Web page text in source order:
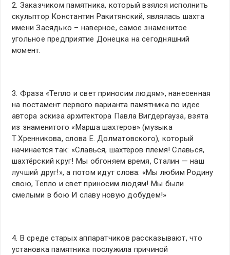
2. Заказчиком памятника, который взялся исполнить
скульптор Константин Ракитянский, являлась шахта
имени Засядько – наверное, самое знаменитое
угольное предприятие Донецка на сегодняшний
момент.
3. Фраза «Тепло и свет приносим людям», нанесенная
на постамент первого варианта памятника по идее
автора эскиза архитектора Павла Вигдергауза, взята
из знаменитого «Марша шахтеров» (музыка
Т.Хренникова, слова Е. Долматовского), который
начинается так: «Славься, шахтёров племя! Славься,
шахтёрский круг! Мы обгоняем время, Сталин — наш
лучший друг!», а потом идут слова: «Мы любим Родину
свою, Тепло и свет приносим людям! Мы были
смелыми в бою И славу новую добудем!»
4. В среде старых аппаратчиков рассказывают, что
установка памятника послужила причиной